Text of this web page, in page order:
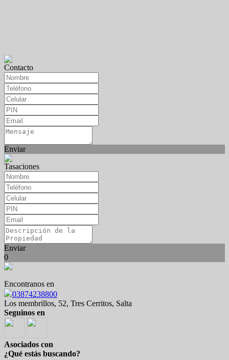
Contacto
Enviar
Tasaciones
Enviar
0
Encontranos en
03874238800
Los membrillos, 52, Tres Cerritos, Salta
Seguinos en
Asociados con
¿Qué estás buscando?